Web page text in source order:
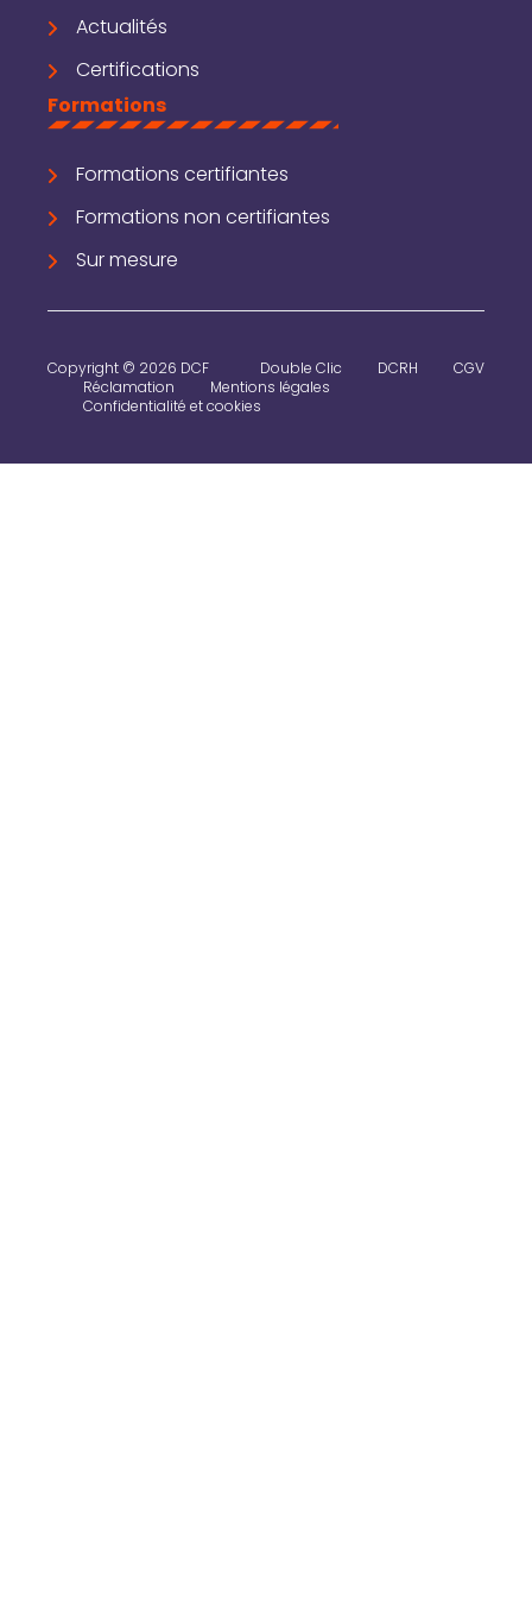
Actualités
Certifications
Formations
Formations certifiantes
Formations non certifiantes
Sur mesure
Copyright © 2026 DCF Double Clic DCRH
CGV
Réclamation
Mentions légales
Confidentialité et cookies